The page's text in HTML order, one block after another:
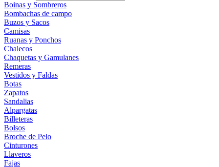
Boinas y Sombreros
Bombachas de campo
Buzos y Sacos
Camisas
Ruanas y Ponchos
Chalecos
Chaquetas y Gamulanes
Remeras
Vestidos y Faldas
Botas
Zapatos
Sandalias
Alpargatas
Billeteras
Bolsos
Broche de Pelo
Cinturones
Llaveros
Fajas